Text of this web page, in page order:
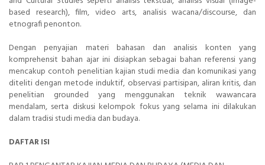
based research), film, video arts, analisis wacana/discourse, dan
etnografi penonton.
Dengan penyajian materi bahasan dan analisis konten yang
komprehensit bahan ajar ini disiapkan sebagai bahan referensi yang
mencakup contoh penelitian kajian studi media dan komunikasi yang
diteliti dengan metode induktif, observasi partisipan, aliran kritis, dan
penelitian grounded yang menggunakan teknik wawancara
mendalam, serta diskusi kelompok fokus yang selama ini dilakukan
dalam tradisi studi media dan budaya.
DAFTAR ISI